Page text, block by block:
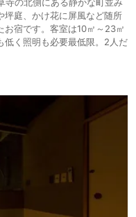
寺の北側にある静かな町並み
坪庭、かけ花に屏風など随所
お宿です。客室は10㎡～23㎡
低く照明も必要最低限。2人だ